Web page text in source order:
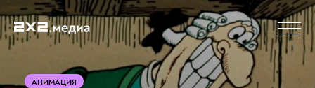
АНИМАЦИЯ